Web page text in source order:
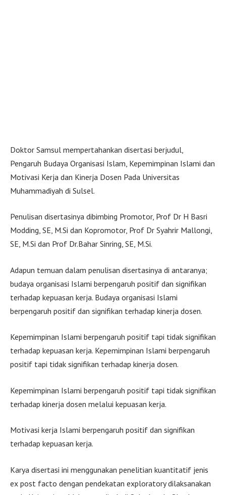
Doktor Samsul mempertahankan disertasi berjudul,
Pengaruh Budaya Organisasi Islam, Kepemimpinan Islami dan
Motivasi Kerja dan Kinerja Dosen Pada Universitas
Muhammadiyah di Sulsel.
Penulisan disertasinya dibimbing Promotor, Prof Dr H Basri
Modding, SE, M.Si dan Kopromotor, Prof Dr Syahrir Mallongi,
SE, M.Si dan Prof Dr.Bahar Sinring, SE, M.Si.
Adapun temuan dalam penulisan disertasinya di antaranya;
budaya organisasi Islami berpengaruh positif dan signifikan
terhadap kepuasan kerja. Budaya organisasi Islami
berpengaruh positif dan signifikan terhadap kinerja dosen.
Kepemimpinan Islami berpengaruh positif tapi tidak signifikan
terhadap kepuasan kerja. Kepemimpinan Islami berpengaruh
positif tapi tidak signifikan terhadap kinerja dosen.
Kepemimpinan Islami berpengaruh positif tapi tidak signifikan
terhadap kinerja dosen melalui kepuasan kerja.
Motivasi kerja Islami berpengaruh positif dan signifikan
terhadap kepuasan kerja.
Karya disertasi ini menggunakan penelitian kuantitatif jenis
ex post facto dengan pendekatan exploratory dilaksanakan